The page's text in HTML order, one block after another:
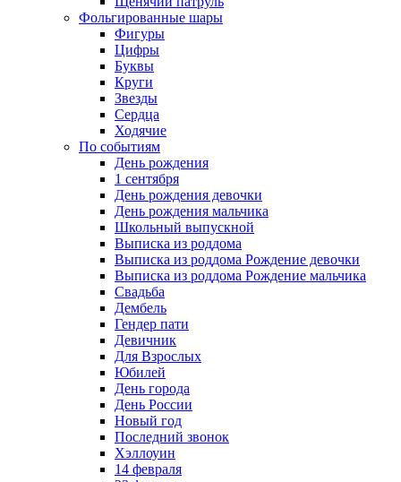
Фольгированные шары
Фигуры
Цифры
Буквы
Круги
Звезды
Сердца
Ходячие
По событиям
День рождения
1 сентября
День рождения девочки
День рождения мальчика
Школьный выпускной
Выписка из роддома
Выписка из роддома Рождение девочки
Выписка из роддома Рождение мальчика
Свадьба
Дембель
Гендер пати
Девичник
Для Взрослых
Юбилей
День города
День России
Новый год
Последний звонок
Хэллоуин
14 февраля